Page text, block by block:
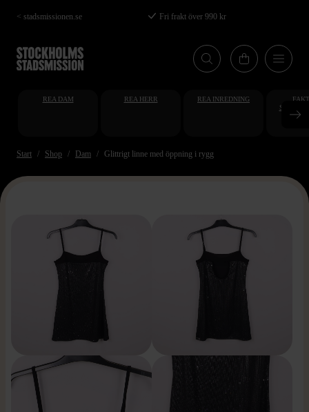
Hoppa
till
huvudinnehåll
< stadsmissionen.se Fri frakt över 990 kr
REA DAM REA HERR REA INREDNING
Start Shop Dam Glittrigt linne med öppning i rygg